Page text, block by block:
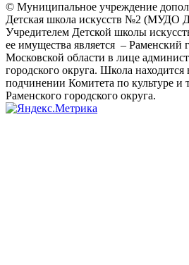
© Муниципальное учреждение
Детская школа искусств №2 (МУДО
Учредителем Детской школы
ее имущества является – Раменский
Московской области в лице
городского округа. Школа
подчинении Комитета по культуре и
Раменского городского округа.